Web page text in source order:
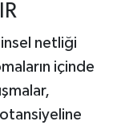
netliği
içinde